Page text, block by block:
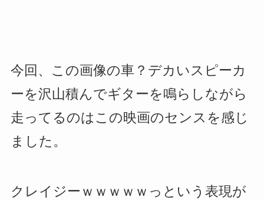
今回、この画像の車？デカいスピーカ
ーを沢山積んでギターを鳴らしながら
走ってるのはこの映画のセンスを感じ
ました。
クレイジーｗｗｗｗｗっという表現が